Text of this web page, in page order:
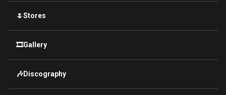
🌷Stores
🎞Gallery
🎶Discography